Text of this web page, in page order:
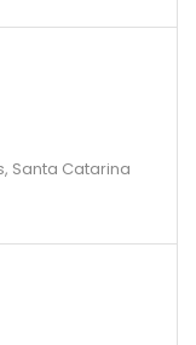
Santa Catarina